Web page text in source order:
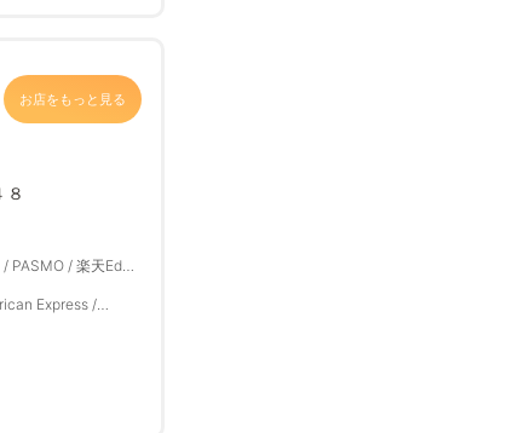
お店をもっと見る
８
PASMO / 楽天Edy /
Express /